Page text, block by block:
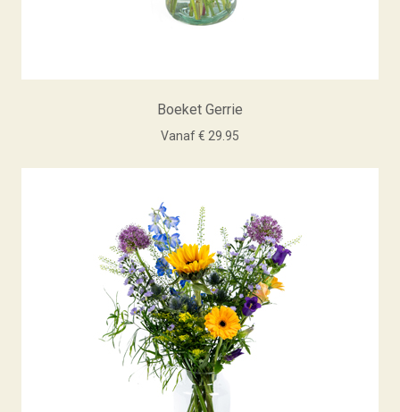
Boeket Gerrie
Vanaf € 29.95